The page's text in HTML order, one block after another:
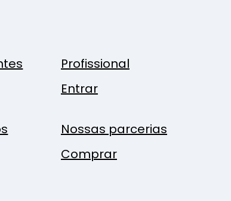
Profissional
Entrar
Nossas parcerias
Comprar